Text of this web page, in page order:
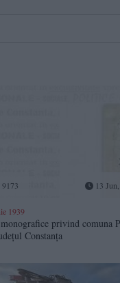
9173 13
1939
privind comuna
Constanța